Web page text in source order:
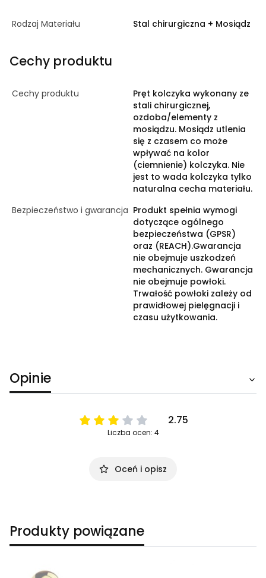
Rodzaj Materiału Stal chirurgiczna + Mosiądz
Cechy produktu
Cechy produktu
Pręt kolczyka wykonany ze
stali chirurgicznej,
ozdoba/elementy z
mosiądzu. Mosiądz utlenia
się z czasem co może
wpływać na kolor
(ciemnienie) kolczyka. Nie
jest to wada kolczyka tylko
naturalna cecha materiału.
Bezpieczeństwo i gwarancja Produkt spełnia wymogi
dotyczące ogólnego
bezpieczeństwa (GPSR)
oraz (REACH).Gwarancja
nie obejmuje uszkodzeń
mechanicznych. Gwarancja
nie obejmuje powłoki.
Trwałość powłoki zależy od
prawidłowej pielęgnacji i
czasu użytkowania.
Opinie
2.75
Liczba ocen: 4
Oceń i opisz
Produkty powiązane